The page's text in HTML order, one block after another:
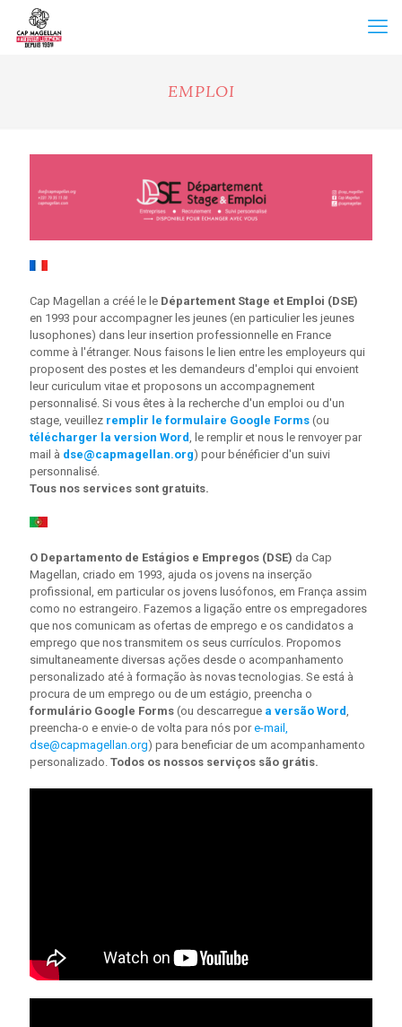
EMPLOI
Cap Magellan a créé le le Département Stage et Emploi (DSE)
en 1993 pour accompagner les jeunes (en particulier les jeunes
lusophones) dans leur insertion professionnelle en France
comme à l'étranger. Nous faisons le lien entre les employeurs qui
proposent des postes et les demandeurs d'emploi qui envoient
leur curiculum vitae et proposons un accompagnement
personnalisé. Si vous êtes à la recherche d'un emploi ou d'un
stage, veuillez remplir le formulaire Google Forms (ou
télécharger la version Word , le remplir et nous le renvoyer par
mail à dse@capmagellan.org) pour bénéficier d'un suivi
personnalisé.
Tous nos services sont gratuits.
O Departamento de Estágios e Empregos (DSE) da Cap
Magellan, criado em 1993, ajuda os jovens na inserção
profissional, em particular os jovens lusófonos, em França assim
como no estrangeiro. Fazemos a ligação entre os empregadores
que nos comunicam as ofertas de emprego e os candidatos a
emprego que nos transmitem os seus currículos. Propomos
simultaneamente diversas ações desde o acompanhamento
personalizado até à formação às novas tecnologias. Se está à
procura de um emprego ou de um estágio, preencha o
formulário Google Forms (ou descarregue a versão Word
preencha-o e envie-o de volta para nós pore-mail,
dse@capmagellan.org) para beneficiar de um acompanhamento
personalizado. Todos os nossos serviços são grátis.